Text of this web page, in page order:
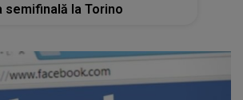
semifinală la Torino